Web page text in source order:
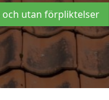
och utan förpliktelser